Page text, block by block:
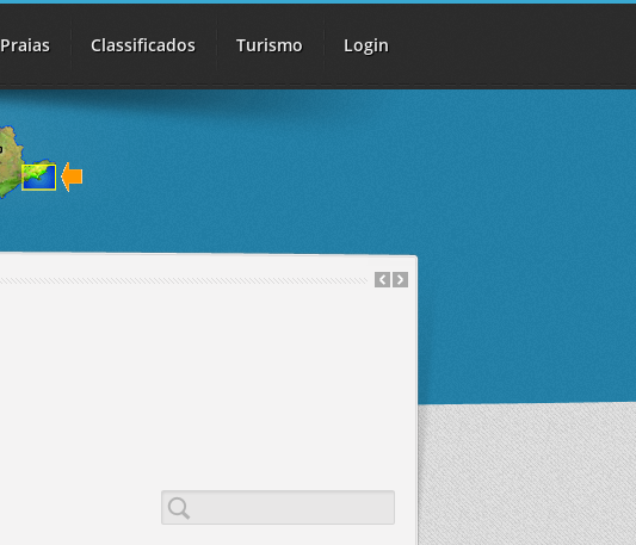
Praias Classificados Turismo Login